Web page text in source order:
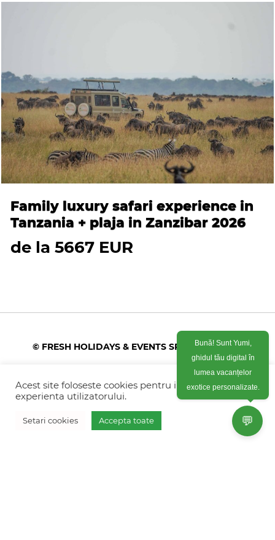
Family luxury safari experience in
Tanzania + plaja in Zanzibar 2026
de la 5667 EUR
Vreau oferta personalizata
© FRESH HOLIDAYS & EVENTS SRL 2026
Colonel Corneliu Popeia 43, Sector 5, Bucuresti
(vis-a-vis de Greengate)
+40770 574 088
Acest site foloseste cookies pentru imbunatati
experienta utilizatorului.
Setari cookies Accepta toate 💬
Bună! Sunt Yumi,
ghidul tău digital în
lumea vacanțelor
exotice personalizate.